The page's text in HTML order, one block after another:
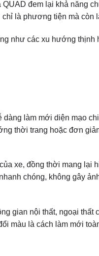
đem lại khả năng
là phương tiện mà còn
như các xu hướng thịnh
làm mới diện mạo
thời trang hoặc đơn
xe, đồng thời mang lại
chóng, không gây
gian nội thất, ngoại thất
màu là cách làm mới